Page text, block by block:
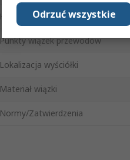
Kolor uprzęży
Punkty wiązek przewodów
Lokalizacja wyściółki
Materiał wiązki
Normy/Zatwierdzenia
Odrzuć wszystkie